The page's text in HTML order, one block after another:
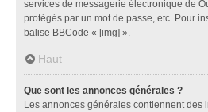
services de messagerie électronique de
protégés par un mot de passe, etc. Pour
balise BBCode « [img] ».
Haut
Que sont les annonces générales ?
Les annonces générales contiennent des